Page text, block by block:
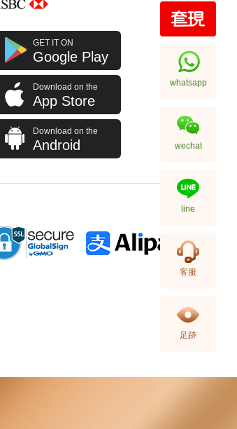
全新 Hermes 愛馬仕 銀包 Roulis
Slim 89 黑色 Chevre Cp
短身抽帶款銀包
13,800.00
GET IT ON
Google Play
Download on the
App Store
Download on the
Android
whatsapp
wechat
line
客服
足跡